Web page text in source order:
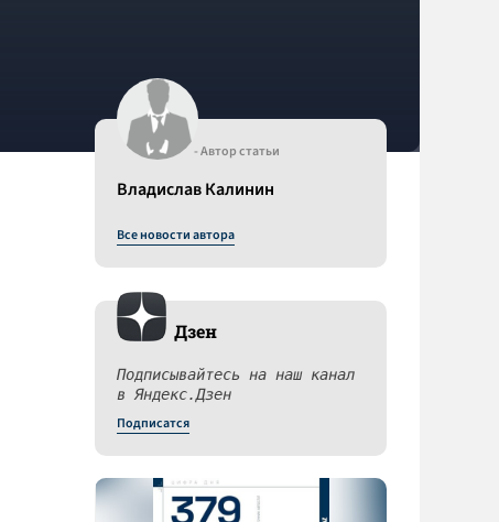
- Автор статьи
Владислав Калинин
Все новости автора
Дзен
Подписывайтесь на наш канал
в Яндекс.Дзен
Подписатся